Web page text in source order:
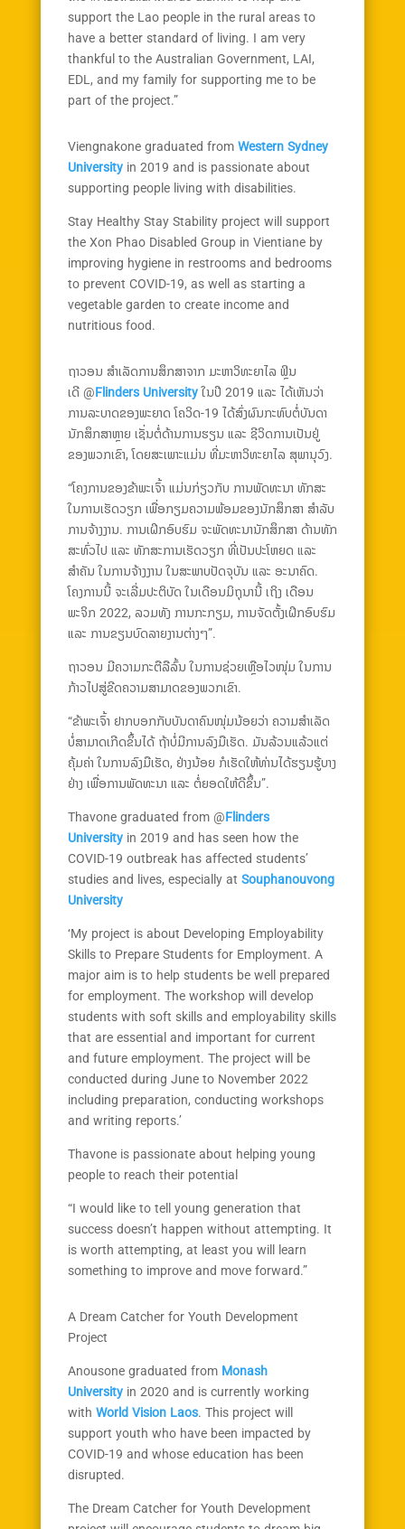
support the Lao people in the rural areas to
have a better standard of living. I am very
thankful to the Australian Government, LAI,
EDL, and my family for supporting me to be
part of the project.”
Viengnakone graduated fromWestern Sydney
Universityin 2019 and is passionate about
supporting people living with disabilities.
Stay Healthy Stay Stability project will support
the Xon Phao Disabled Group in Vientiane by
improving hygiene in restrooms and bedrooms
to prevent COVID-19, as well as starting a
vegetable garden to create income and
nutritious food.
ຖາວອນ ສຳເລັດການສຶກສາຈາກ ມະຫາວິທະຍາໄລ ຟຼິນ
ເດີ @Flinders Universityໃນປີ 2019 ແລະ ໄດ້ເຫັນວ່າ
ການລະບາດຂອງພະຍາດ ໂຄວິດ-19 ໄດ້ສົ່ງຜົນກະທົບຕໍ່ບັນດາ
ນັກສຶກສາຫຼາຍ ເຊັ່ນຕໍ່ດ້ານການຮຽນ ແລະ ຊີວິດການເປັນຢູ່
ຂອງພວກເຂົາ, ໂດຍສະເພາະແມ່ນ ທີ່ມະຫາວິທະຍາໄລ ສຸພານຸວົງ.
“ໂຄງການຂອງຂ້າພະເຈົ້າ ແມ່ນກ່ຽວກັບ ການພັດທະນາ ທັກສະ
ໃນການເຮັດວຽກ ເພື່ອກຽມຄວາມພ້ອມຂອງນັກສຶກສາ ສຳລັບ
ການຈ້າງງານ. ການເຝິກອົບຮົມ ຈະພັດທະນານັກສຶກສາ ດ້ານທັກ
ສະທົ່ວໄປ ແລະ ທັກສະການເຮັດວຽກ ທີ່ເປັນປະໂຫຍດ ແລະ
ສຳຄັນ ໃນການຈ້າງງານ ໃນສະພາບປັດຈຸບັນ ແລະ ອະນາຄົດ.
ໂຄງການນີ້ ຈະເລີ່ມປະຕິບັດ ໃນເດືອນມິຖຸນານີ້ ເຖິງ ເດືອນ
ພະຈິກ 2022, ລວມທັງ ການກະກຽມ, ການຈັດຕັ້ງເຝິກອົບຮົມ
ແລະ ການຂຽນບົດລາຍງານຕ່າງໆ”.
ຖາວອນ ມີຄວາມກະຕືລືລົ້ນ ໃນການຊ່ວຍເຫຼືອໄວໜຸ່ມ ໃນການ
ກ້າວໄປສູ່ຂີດຄວາມສາມາດຂອງພວກເຂົາ.
“ຂ້າພະເຈົ້າ ຢາກບອກກັບບັນດາຄົນໜຸ່ມນ້ອຍວ່າ ຄວາມສຳເລັດ
ບໍ່ສາມາດເກີດຂຶ້ນໄດ້ ຖ້າບໍ່ມີການລົງມືເຮັດ. ມັນລ້ວນແລ້ວແຕ່
ຄຸ້ມຄ່າ ໃນການລົງມືເຮັດ, ຢ່າງນ້ອຍ ກໍເຮັດໃຫ້ທ່ານໄດ້ຮຽນຮູ້ບາງ
ຢ່າງ ເພື່ອການພັດທະນາ ແລະ ຕໍ່ຍອດໃຫ້ດີຂຶ້ນ”.
Thavone graduated from @Flinders
Universityin 2019 and has seen how the
COVID-19 outbreak has affected students’
studies and lives, especially at Souphanouvong
University
‘My project is about Developing Employability
Skills to Prepare Students for Employment. A
major aim is to help students be well prepared
for employment. The workshop will develop
students with soft skills and employability skills
that are essential and important for current
and future employment. The project will be
conducted during June to November 2022
including preparation, conducting workshops
and writing reports.’
Thavone is passionate about helping young
people to reach their potential
“I would like to tell young generation that
success doesn’t happen without attempting. It
is worth attempting, at least you will learn
something to improve and move forward.”
A Dream Catcher for Youth Development
Project
Anousone graduated from Monash
Universityin 2020 and is currently working
with World Vision Laos. This project will
support youth who have been impacted by
COVID-19 and whose education has been
disrupted.
The Dream Catcher for Youth Development